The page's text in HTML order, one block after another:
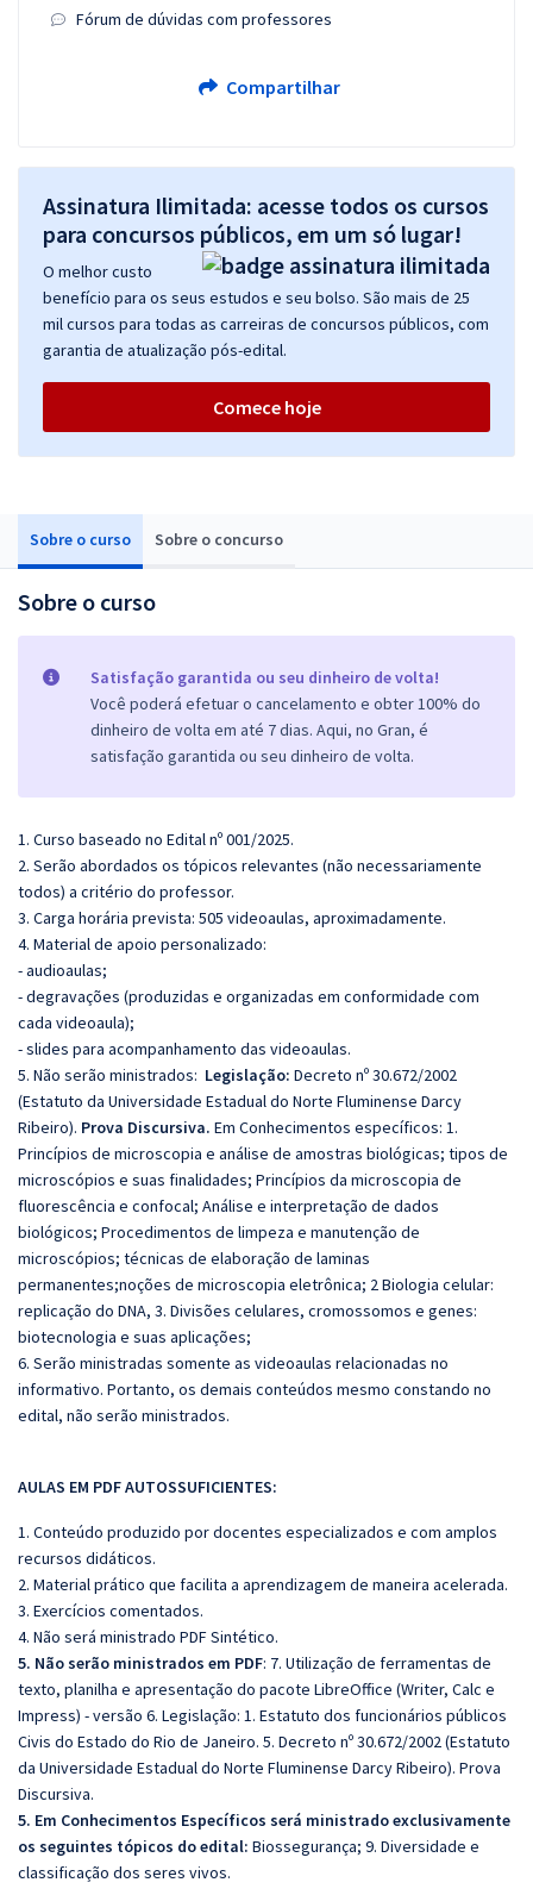
Sobre o curso Sobre o concurso
Sobre o curso
Satisfação garantida ou seu dinheiro de volta!
Você poderá efetuar o cancelamento e obter 100% do
dinheiro de volta em até 7 dias. Aqui, no Gran, é
satisfação garantida ou seu dinheiro de volta.
1. Curso baseado no Edital nº 001/2025.
2. Serão abordados os tópicos relevantes (não necessariamente
todos) a critério do professor.
3. Carga horária prevista: 505 videoaulas, aproximadamente.
4. Material de apoio personalizado:
- audioaulas;
- degravações (produzidas e organizadas em conformidade com
cada videoaula);
- slides para acompanhamento das videoaulas.
5. Não serão ministrados: Legislação: Decreto nº 30.672/2002
(Estatuto da Universidade Estadual do Norte Fluminense Darcy
Ribeiro). Prova Discursiva. Em Conhecimentos específicos: 1.
Princípios de microscopia e análise de amostras biológicas; tipos de
microscópios e suas finalidades; Princípios da microscopia de
fluorescência e confocal; Análise e interpretação de dados
biológicos; Procedimentos de limpeza e manutenção de
microscópios; técnicas de elaboração de laminas
permanentes;noções de microscopia eletrônica; 2 Biologia celular:
replicação do DNA, 3. Divisões celulares, cromossomos e genes:
biotecnologia e suas aplicações;
6. Serão ministradas somente as videoaulas relacionadas no
informativo. Portanto, os demais conteúdos mesmo constando no
edital, não serão ministrados.
AULAS EM PDF AUTOSSUFICIENTES:
1. Conteúdo produzido por docentes especializados e com amplos
recursos didáticos.
2. Material prático que facilita a aprendizagem de maneira acelerada.
3. Exercícios comentados.
4. Não será ministrado PDF Sintético.
5. Não serão ministrados em PDF: 7. Utilização de ferramentas de
texto, planilha e apresentação do pacote LibreOffice (Writer, Calc e
Impress) - versão 6. Legislação: 1. Estatuto dos funcionários públicos
Civis do Estado do Rio de Janeiro. 5. Decreto nº 30.672/2002 (Estatuto
da Universidade Estadual do Norte Fluminense Darcy Ribeiro). Prova
Discursiva.
5. Em Conhecimentos Específicos será ministrado exclusivamente
os seguintes tópicos do edital: Biossegurança; 9. Diversidade e
classificação dos seres vivos.
Fórum de dúvidas com professores
Compartilhar
Assinatura Ilimitada: acesse todos os cursos
para concursos públicos, em um só lugar!
O melhor custo
benefício para os seus estudos e seu bolso. São mais de 25
mil cursos para todas as carreiras de concursos públicos, com
garantia de atualização pós-edital.
Comece hoje